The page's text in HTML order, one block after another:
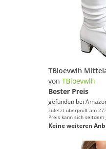
Spaß und Erfolg beim
von TBloevwlh
Bester Preis
gefunden bei
zuletzt überprüft am
Preis kann sich seitdem
Keine weiteren